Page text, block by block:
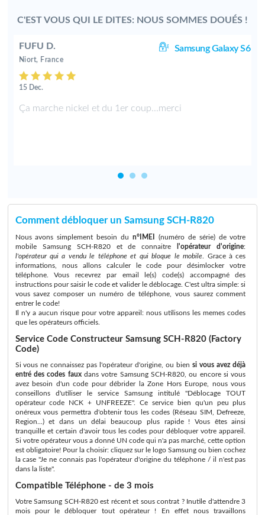
C'EST VOUS QUI LE DITES: NOUS SOMMES DOUÉS !
FUFU D. Samsung Galaxy S6
Niort, France
15 Dec.
Ça marche nickel et du 1er coup...merci
Comment débloquer un Samsung SCH-R820
Nous avons simplement besoin du n°IMEI
(numéro de série) de votre
mobile Samsung SCH-R820 et de connaitre
l'opérateur d'origine:
l'opérateur qui a vendu le téléphone et qui bloque le mobile . Grace à ces
informations, nous allons calculer le code pour désimlocker votre
téléphone. Vous recevrez par email le(s) code(s) accompagné des
instructions pour saisir le code et valider le déblocage. C'est ultra simple: si
vous savez composer un numéro de téléphone, vous saurez comment
entrer le code!
Il n'y a aucun risque pour votre appareil: nous utilisons les memes codes
que les opérateurs officiels.
Service Code Constructeur Samsung SCH-R820 (Factory
Code)
Si vous ne connaissez pas l'opérateur d'origine, ou bien si vous avez déjà
entré des codes fauxdans votre Samsung SCH-R820, ou encore si vous
avez besoin d'un code pour débrider la Zone Hors Europe, nous vous
conseillons d'utiliser le service Samsung intitulé "Déblocage TOUT
opérateur code NCK + UNFREEZE". Ce service bien qu'un peu plus
onéreux vous permettra d'obtenir tous les codes (Réseau SIM, Defreeze,
Region...) et dans un délai beaucoup plus rapide ! Vous êtes ainsi
tranquille et certain d'avoir tous les codes pour débloquer votre appareil.
Si votre opérateur vous a donné UN code qui n'a pas marché, cette option
est obligatoire! Pour la choisir: cliquez sur le logo Samsung ou bien cochez
la case "Je ne connais pas l'opérateur d'origine du téléphone / il n'est pas
dans la liste".
Compatible Téléphone - de 3 mois
Votre Samsung SCH-R820 est récent et sous contrat ? Inutile d'attendre 3
mois pour le débloquer tout opérateur ! En effet nous travaillons